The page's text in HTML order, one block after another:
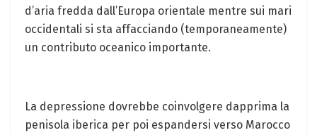
d’aria fredda dall’Europa orientale mentre sui mari
occidentali si sta affacciando (temporaneamente)
un contributo oceanico importante.
La depressione dovrebbe coinvolgere dapprima la
penisola iberica per poi espandersi verso Marocco